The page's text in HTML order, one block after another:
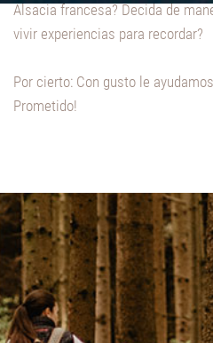
Alsacia francesa? Decida de
vivir experiencias para recordar?
Por cierto: Con gusto le
Prometido!